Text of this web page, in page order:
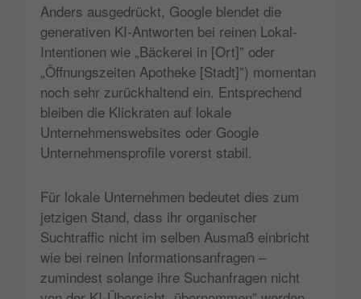
Anders ausgedrückt, Google blendet die
generativen KI-Antworten bei reinen Lokal-
Intentionen wie „Bäckerei in [Ort]” oder
„Öffnungszeiten Apotheke [Stadt]”) momentan
noch sehr zurückhaltend ein. Entsprechend
bleiben die Klickraten auf lokale
Unternehmenswebsites oder Google
Unternehmensprofile vorerst stabil.
Für lokale Unternehmen bedeutet dies zum
jetzigen Stand, dass ihr organischer
Suchtraffic nicht im selben Ausmaß einbricht
wie bei reinen Informationsanfragen –
zumindest solange ihre Suchanfragen nicht